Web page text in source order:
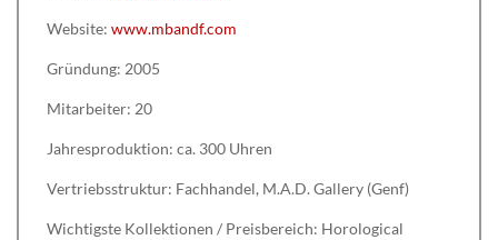
Website: www.mbandf.com
Gründung: 2005
Mitarbeiter: 20
Jahresproduktion: ca. 300 Uhren
Vertriebsstruktur: Fachhandel, M.A.D. Gallery (Genf)
Wichtigste Kollektionen / Preisbereich: Horological